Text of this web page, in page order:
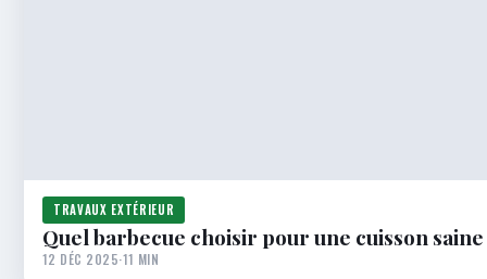
TRAVAUX EXTÉRIEUR
Quel barbecue choisir pour une cuisson
12 DÉC 2025·11 MIN